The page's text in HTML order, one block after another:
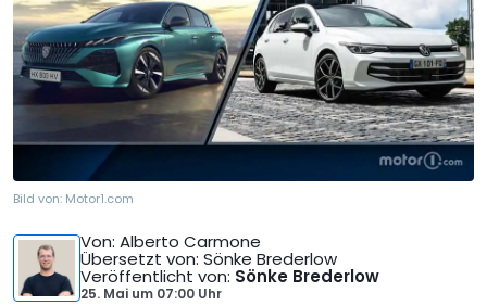
Bild von: Motor1.com
Von: Alberto Carmone
Übersetzt von: Sönke Brederlow
Veröffentlicht von: Sönke Brederlow
25. Mai um 07:00 Uhr